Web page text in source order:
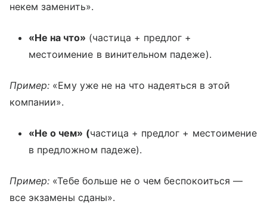
некем заменить».
«Не на что» (частица + предлог +
местоимение в винительном падеже).
Пример: «Ему уже не на что надеяться в этой
компании».
«Не о чем» (частица + предлог + местоимение
в предложном падеже).
Пример: «Тебе больше не о чем беспокоиться —
все экзамены сданы».